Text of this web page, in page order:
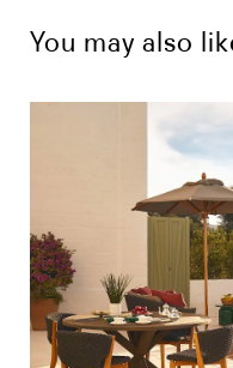
You may also